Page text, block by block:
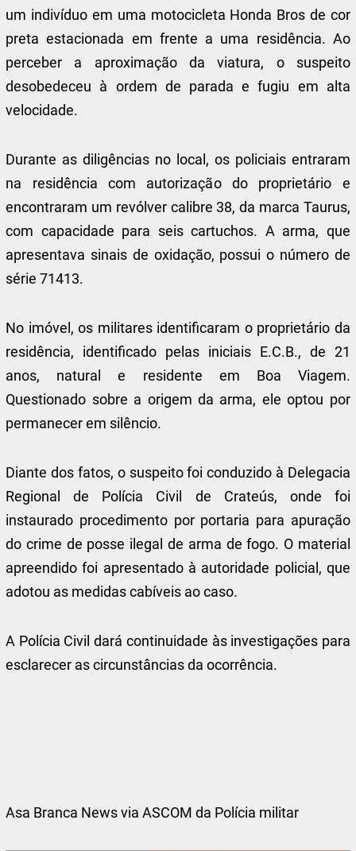
um indivíduo em uma motocicleta Honda Bros de cor
preta estacionada em frente a uma residência. Ao
perceber a aproximação da viatura, o suspeito
desobedeceu à ordem de parada e fugiu em alta
velocidade.
Durante as diligências no local, os policiais entraram
na residência com autorização do proprietário e
encontraram um revólver calibre 38, da marca Taurus,
com capacidade para seis cartuchos. A arma, que
apresentava sinais de oxidação, possui o número de
série 71413.
No imóvel, os militares identificaram o proprietário da
residência, identificado pelas iniciais E.C.B., de 21
anos, natural e residente em Boa Viagem.
Questionado sobre a origem da arma, ele optou por
permanecer em silêncio.
Diante dos fatos, o suspeito foi conduzido à Delegacia
Regional de Polícia Civil de Crateús, onde foi
instaurado procedimento por portaria para apuração
do crime de posse ilegal de arma de fogo. O material
apreendido foi apresentado à autoridade policial, que
adotou as medidas cabíveis ao caso.
A Polícia Civil dará continuidade às investigações para
esclarecer as circunstâncias da ocorrência.
Asa Branca News via ASCOM da Polícia militar